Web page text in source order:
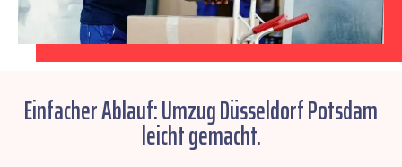
Einfacher Ablauf: Umzug Düsseldorf Potsdam
leicht gemacht.